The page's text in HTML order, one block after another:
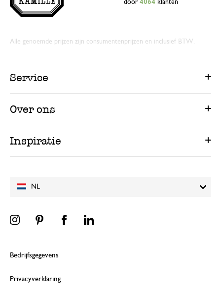
NL
door 4064 klanten
Alle genoemde prijzen zijn consumentenprijzen en inclusief BTW.
Service
Over ons
Inspiratie
Bedrijfsgegevens
Privacyverklaring